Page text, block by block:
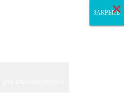
ЗАКРЫТЬ
ЗАКРЫТЬ
ЗАКРЫТЬ
×
×
×